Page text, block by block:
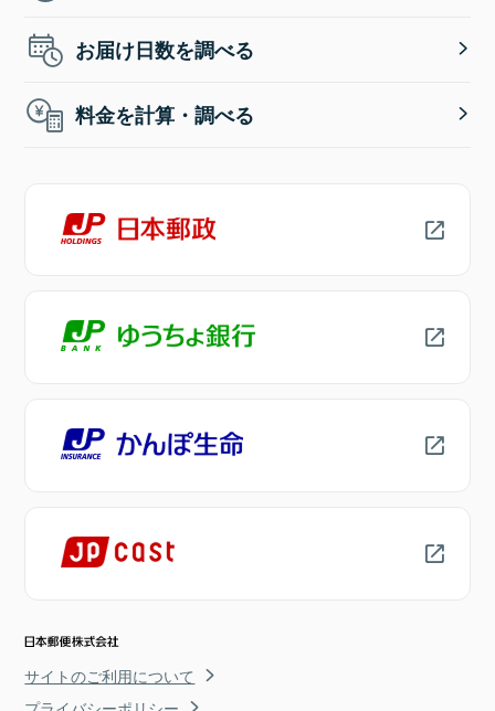
お届け日数を調べる
料金を計算・調べる
サイトのご利用について